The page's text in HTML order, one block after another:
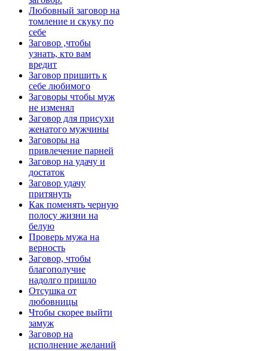
Любовный заговор на
томление и скуку по
себе
Заговор ,чтобы
узнать, кто вам
вредит
Заговор пришить к
себе любимого
Заговоры чтобы муж
не изменял
Заговор для присухи
женатого мужчины
Заговоры на
привлечение парней
Заговор на удачу и
достаток
Заговор удачу
притянуть
Как поменять черную
полосу жизни на
белую
Проверь мужа на
верность
Заговор, чтобы
благополучие
надолго пришло
Отсушка от
любовницы
Чтобы скорее выйти
замуж
Заговор на
исполнение желаний